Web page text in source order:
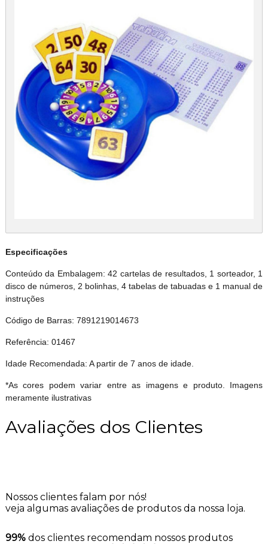
Especificações
Conteúdo da Embalagem: 42 cartelas de resultados, 1 sorteador, 1
disco de números, 2 bolinhas, 4 tabelas de tabuadas e 1 manual de
instruções
Código de Barras: 7891219014673
Referência: 01467
Idade Recomendada: A partir de 7 anos de idade.
*As cores podem variar entre as imagens e produto. Imagens
meramente ilustrativas
Avaliações dos Clientes
Nossos clientes falam por nós!
veja algumas avaliações de produtos da nossa loja.
99% dos clientes recomendam nossos produtos